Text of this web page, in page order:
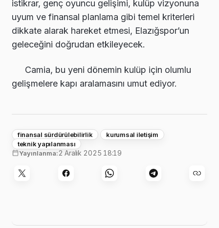
istikrar, genç oyuncu gelişimi, kulüp vizyonuna
uyum ve finansal planlama gibi temel kriterleri
dikkate alarak hareket etmesi, Elazığspor’un
geleceğini doğrudan etkileyecek.
Camia, bu yeni dönemin kulüp için olumlu
gelişmelere kapı aralamasını umut ediyor.
finansal sürdürülebilirlik
kurumsal iletişim
teknik yapılanması
Yayınlanma:2 Aralık 2025 18:19